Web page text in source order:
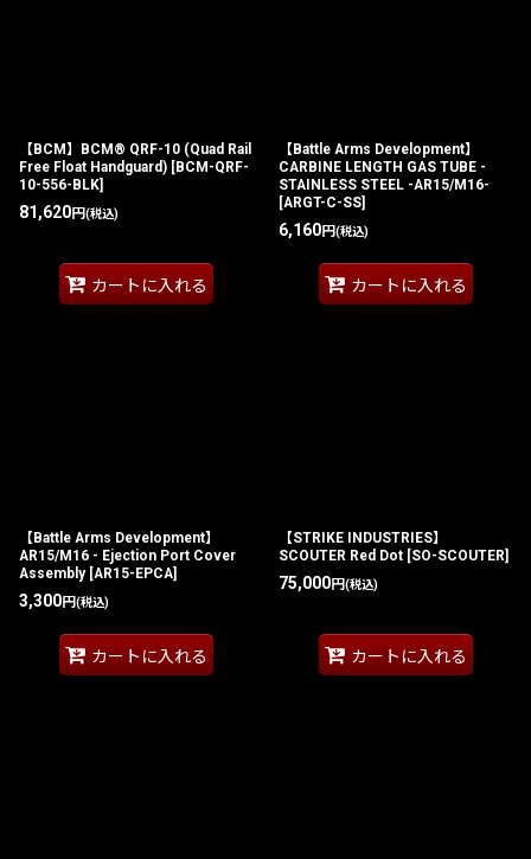
【BCM】BCM® QRF-10 (Quad Rail
Free Float Handguard) [BCM-QRF-
10-556-BLK]
81,620円(税込)
カートに入れる
【Battle Arms Development】
CARBINE LENGTH GAS TUBE -
STAINLESS STEEL -AR15/M16-
[ARGT-C-SS]
6,160円(税込)
カートに入れる
【Battle Arms Development】
AR15/M16 - Ejection Port Cover
Assembly [AR15-EPCA]
3,300円(税込)
カートに入れる
【STRIKE INDUSTRIES】
SCOUTER Red Dot [SO-SCOUTER]
75,000円(税込)
カートに入れる